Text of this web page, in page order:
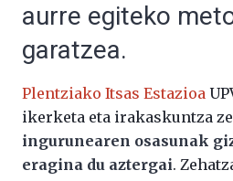
aurre egiteko
garatzea.
Plentziako Itsas Estazioa
ikerketa eta irakaskuntza
ingurunearen osasunak
eragina du aztergai.